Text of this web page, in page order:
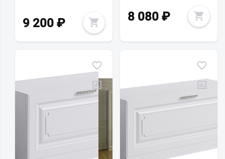
9 200 ₽ 8 080 ₽